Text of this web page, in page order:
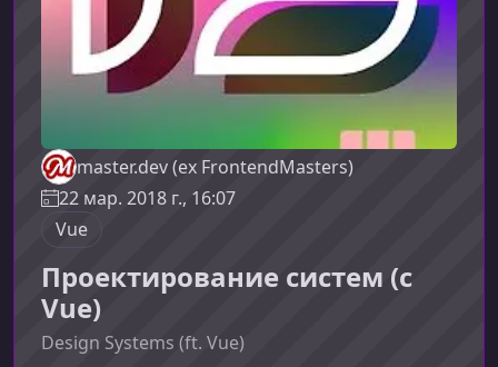
master.dev (ex FrontendMasters)
22 мар. 2018 г., 16:07
Vue
Проектирование систем (c
Vue)
Design Systems (ft. Vue)